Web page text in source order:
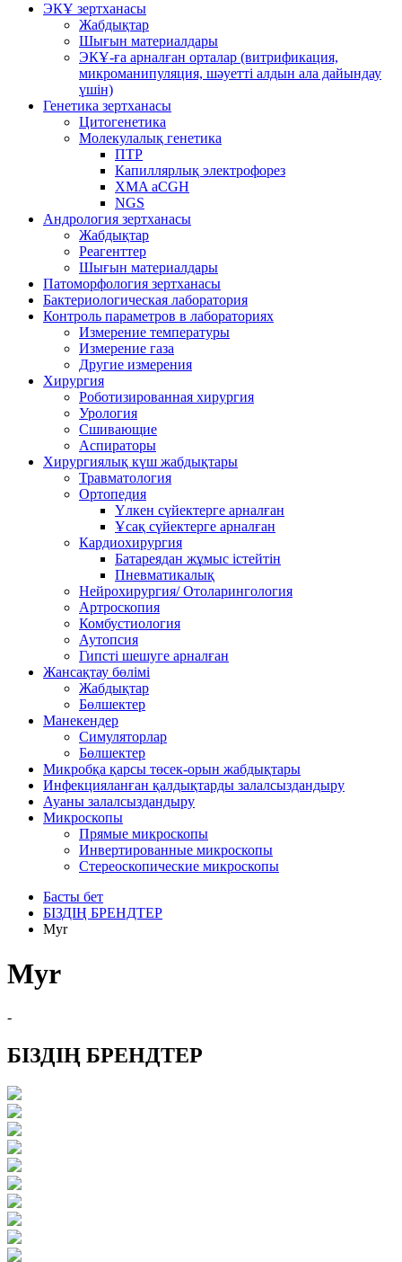
ЭКҰ зертханасы
Жабдықтар
Шығын материалдары
ЭКҰ-ға арналған орталар (витрификация,
микроманипуляция, шәуетті алдын ала дайындау
үшін)
Генетика зертханасы
Цитогенетика
Молекулалық генетика
ПТР
Капиллярлық электрофорез
XMA aCGH
NGS
Андрология зертханасы
Жабдықтар
Реагенттер
Шығын материалдары
Патоморфология зертханасы
Бактериологическая лаборатория
Контроль параметров в лабораториях
Измерение температуры
Измерение газа
Другие измерения
Хирургия
Роботизированная хирургия
Урология
Сшивающие
Аспираторы
Хирургиялық күш жабдықтары
Травматология
Ортопедия
Үлкен сүйектерге арналған
Ұсақ сүйектерге арналған
Кардиохирургия
Батареядан жұмыс істейтін
Пневматикалық
Нейрохирургия/ Отоларингология
Артроскопия
Комбустиология
Аутопсия
Гипсті шешуге арналған
Жансақтау бөлімі
Жабдықтар
Бөлшектер
Манекендер
Симуляторлар
Бөлшектер
Микробқа қарсы төсек-орын жабдықтары
Инфекцияланған қалдықтарды залалсыздандыру
Ауаны залалсыздандыру
Микроскопы
Прямые микроскопы
Инвертированные микроскопы
Стереоскопические микроскопы
Басты бет
БІЗДІҢ БРЕНДТЕР
Myr
Myr
-
БІЗДІҢ БРЕНДТЕР